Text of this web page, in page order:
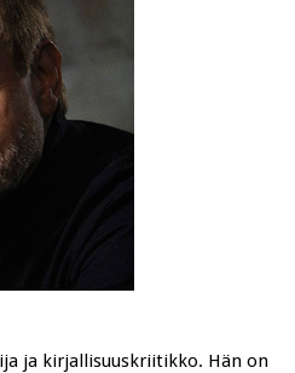
ja kirjallisuuskriitikko. Hän on